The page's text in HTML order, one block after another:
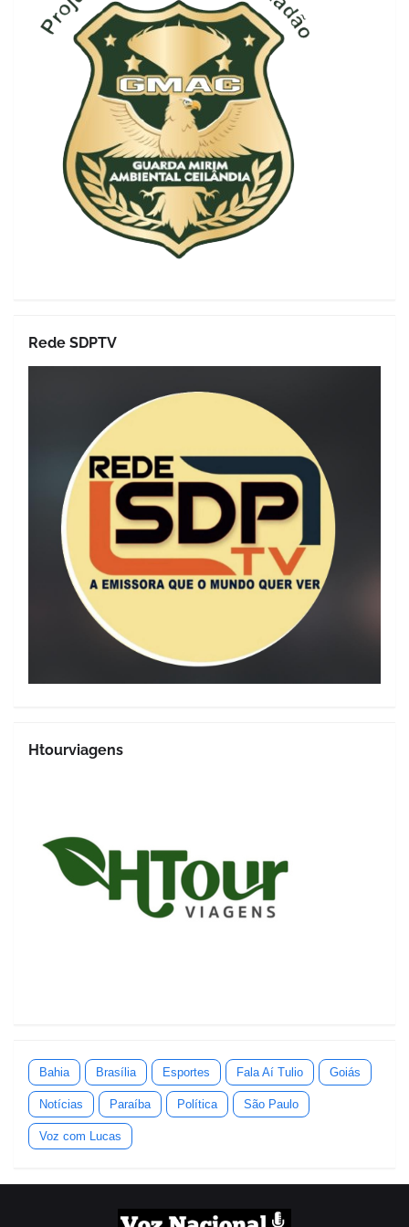
Rede SDPTV
Htourviagens
Bahia Brasília Esportes Fala Aí Tulio Goiás
Notícias Paraíba Política São Paulo
Voz com Lucas